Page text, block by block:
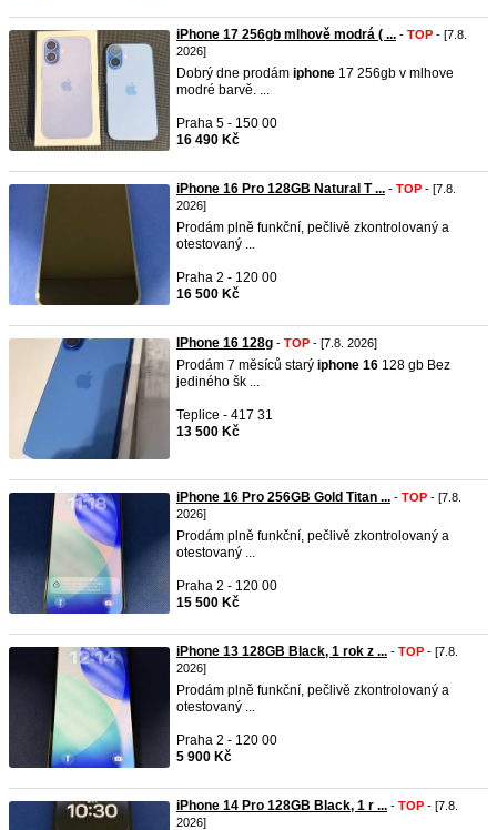
iPhone 17 256gb mlhově modrá ( ... - TOP - [7.8.
2026]
Dobrý dne prodám iphone 17 256gb v mlhove
modré barvě. ...
Praha 5 - 150 00
16 490 Kč
iPhone 16 Pro 128GB Natural T ... - TOP - [7.8.
2026]
Prodám plně funkční, pečlivě zkontrolovaný a
otestovaný ...
Praha 2 - 120 00
16 500 Kč
IPhone 16 128g - TOP - [7.8. 2026]
Prodám 7 měsíců starý iphone 16 128 gb Bez
jediného šk ...
Teplice - 417 31
13 500 Kč
iPhone 16 Pro 256GB Gold Titan ... - TOP - [7.8.
2026]
Prodám plně funkční, pečlivě zkontrolovaný a
otestovaný ...
Praha 2 - 120 00
15 500 Kč
iPhone 13 128GB Black, 1 rok z ... - TOP - [7.8.
2026]
Prodám plně funkční, pečlivě zkontrolovaný a
otestovaný ...
Praha 2 - 120 00
5 900 Kč
iPhone 14 Pro 128GB Black, 1 r ... - TOP - [7.8.
2026]